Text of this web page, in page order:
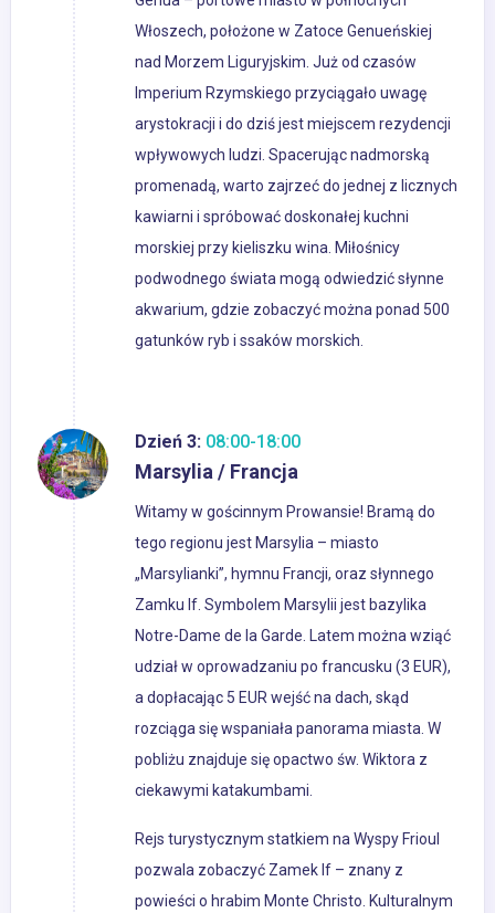
Włoszech, położone w Zatoce Genueńskiej
nad Morzem Liguryjskim. Już od czasów
Imperium Rzymskiego przyciągało uwagę
arystokracji i do dziś jest miejscem rezydencji
wpływowych ludzi. Spacerując nadmorską
promenadą, warto zajrzeć do jednej z licznych
kawiarni i spróbować doskonałej kuchni
morskiej przy kieliszku wina. Miłośnicy
podwodnego świata mogą odwiedzić słynne
akwarium, gdzie zobaczyć można ponad 500
gatunków ryb i ssaków morskich.
Dzień 3: 08:00-18:00
Marsylia / Francja
Witamy w gościnnym Prowansie! Bramą do
tego regionu jest Marsylia – miasto
„Marsylianki”, hymnu Francji, oraz słynnego
Zamku If. Symbolem Marsylii jest bazylika
Notre-Dame de la Garde. Latem można wziąć
udział w oprowadzaniu po francusku (3 EUR),
a dopłacając 5 EUR wejść na dach, skąd
rozciąga się wspaniała panorama miasta. W
pobliżu znajduje się opactwo św. Wiktora z
ciekawymi katakumbami.
Rejs turystycznym statkiem na Wyspy Frioul
pozwala zobaczyć Zamek If – znany z
powieści o hrabim Monte Christo. Kulturalnym